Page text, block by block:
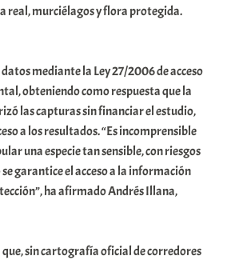
real, murciélagos y flora protegida.
mediante la Ley 27/2006 de acceso
obteniendo como respuesta que la
las capturas sin financiar el estudio,
a los resultados. “Es incomprensible
una especie tan sensible, con riesgos
garantice el acceso a la información
ha afirmado Andrés Illana,
que, sin cartografía oficial de corredores